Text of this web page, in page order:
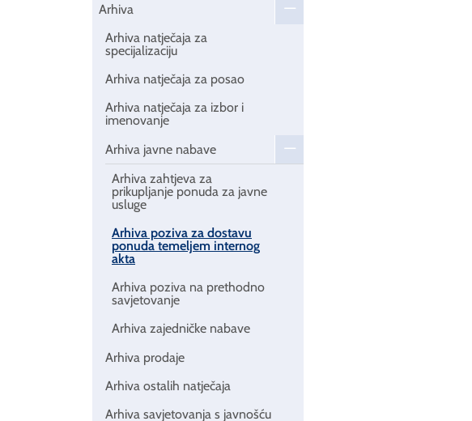
Arhiva
Arhiva natječaja za
specijalizaciju
Arhiva natječaja za posao
Arhiva natječaja za izbor i
imenovanje
Arhiva javne nabave
Arhiva zahtjeva za
prikupljanje ponuda za javne
usluge
Arhiva poziva za dostavu
ponuda temeljem internog
akta
Arhiva poziva na prethodno
savjetovanje
Arhiva zajedničke nabave
Arhiva prodaje
Arhiva ostalih natječaja
Arhiva savjetovanja s javnošću